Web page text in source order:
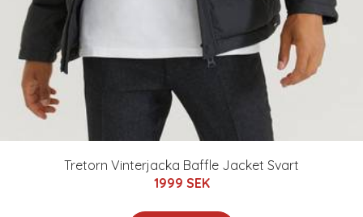
Tretorn Vinterjacka Baffle Jacket Svart
1999 SEK